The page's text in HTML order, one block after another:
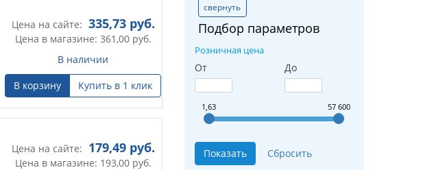
свернуть
Подбор параметров
Розничная цена
От До
1,63 57 600
Цена на сайте: 335,73руб.
Цена в магазине: 361,00руб.
В наличии
В корзину
Купить в 1 клик
Цена на сайте: 179,49руб.
Цена в магазине: 193,00руб.